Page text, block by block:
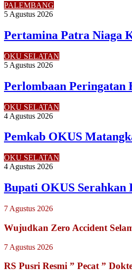
PALEMBANG
5 Agustus 2026
Pertamina Patra Niaga
OKU SELATAN
5 Agustus 2026
Perlombaan Peringatan
OKU SELATAN
4 Agustus 2026
Pemkab OKUS
OKU SELATAN
4 Agustus 2026
Bupati OKUS Serahkan
7 Agustus 2026
Wujudkan Zero Accident
7 Agustus 2026
RS Pusri Resmi ” Pecat ”